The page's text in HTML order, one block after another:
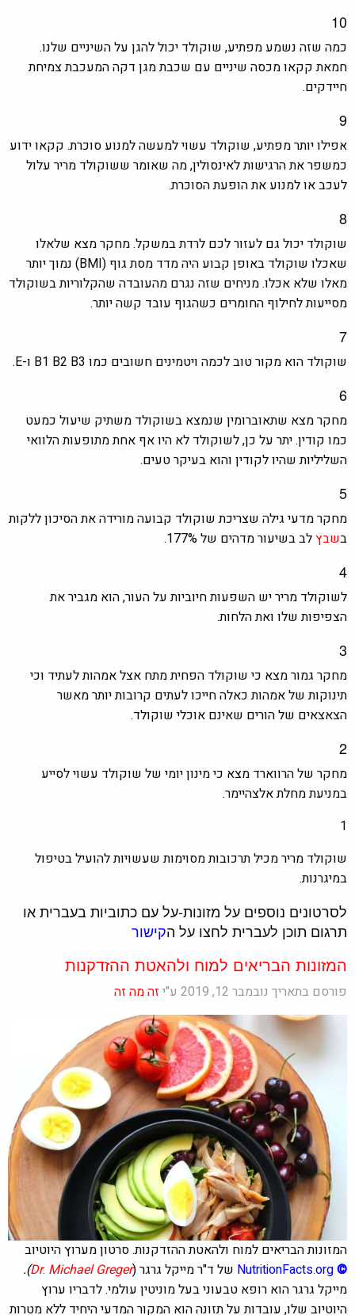
10
כמה שזה נשמע מפתיע, שוקולד יכול להגן על השיניים שלנו.
חמאת קקאו מכסה שיניים עם שכבת מגן דקה המעכבת צמיחת
חיידקים.
אפילו יותר מפתיע, שוקולד עשוי למעשה למנוע סוכרת. קקאו ידוע
כמשפר את הרגישות לאינסולין, מה שאומר ששוקולד מריר עלול
לעכב או למנוע את הופעת הסוכרת.
שוקולד יכול גם לעזור לכם לרדת במשקל. מחקר מצא שלאלו
שאכלו שוקולד באופן קבוע היהמדד מסת גוף
(BMI) נמוך יותר
מאלו שלא אכלו. מניחים שזה נגרם מהעובדה שהקלוריות בשוקולד
מסייעות לחילוף החומרים כשהגוף עובד קשה יותר.
שוקולד הוא מקור טוב לכמה ויטמינים חשובים כמו B1 B2 B3 ו-E.
מחקר מצא שתאוברומין שנמצא בשוקולד משתיק שיעול כמעט
כמו קודין. יתר על כן, לשוקולד לא היו אף אחת מתופעות הלוואי
השליליות שהיו לקודין והוא בעיקר טעים.
מחקר מדעי גילה שצריכת שוקולד קבועה מורידה את הסיכון ללקות
שבץלב בשיעור מדהים של 177%.
לשוקולד מריר יש השפעות חיוביות על העור, הוא מגביר את
הצפיפות שלו ואת הלחות.
מחקר גמור מצא כי שוקולד הפחית מתח אצל אמהות לעתיד וכי
תינוקות של אמהות כאלה חייכו לעתים קרובות יותר מאשר
הצאצאים של הורים שאינם אוכלי שוקולד.
מחקר של הרווארד מצא כי מינון יומי של שוקולד עשוי לסייע
במניעת מחלת אלצהיימר.
שוקולד מריר מכיל תרכובות מסוימות שעשויות להועיל בטיפול
במיגרנות.
לסרטונים נוספים על מזונות-על עם כתוביות בעברית או
תרגום תוכן לעברית לחצו על ה קישור
המזונות הבריאים למוח ולהאטת ההזדקנות
פורסם בתאריך נובמבר 12, 2019 ע"י זה מה זה
המזונות הבריאים למוח ולהאטת ההזדקנות. סרטון מערוץ היוטיוב
©
NutritionFacts.orgשל ד"ר מייקל גרגר(
Dr.Michael Greger
)
.
מייקל גרגר הוא רופא טבעוני בעל מוניטין עולמי. לדבריו ערוץ
היוטיוב שלו, עובדות על תזונה הוא המקור המדעי היחיד ללא מטרות